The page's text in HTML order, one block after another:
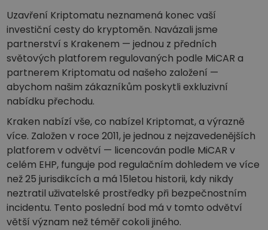
Uzavření Kriptomatu neznamená konec vaší
investiční cesty do kryptoměn. Navázali jsme
partnerství s Krakenem — jednou z předních
světových platforem regulovaných podle MiCAR a
partnerem Kriptomatu od našeho založení —
abychom našim zákazníkům poskytli exkluzivní
nabídku přechodu.
Kraken nabízí vše, co nabízel Kriptomat, a výrazně
více. Založen v roce 2011, je jednou z nejzavedenějších
platforem v odvětví — licencován podle MiCAR v
celém EHP, funguje pod regulačním dohledem ve více
než 25 jurisdikcích a má 15letou historii, kdy nikdy
neztratil uživatelské prostředky při bezpečnostním
incidentu. Tento poslední bod má v tomto odvětví
větší význam než téměř cokoli jiného.